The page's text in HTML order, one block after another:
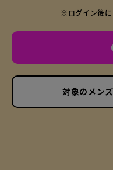
※ログイン後に
対象のメン